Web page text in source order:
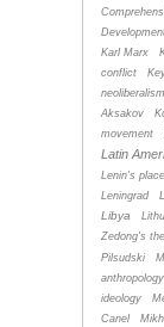
Karl Marx
conflict
neoliberalism
Aksakov
movement
Latin
Lenin's
Leningrad
Libya
Zedong's
Pilsudski
anthropology
ideology
Canel